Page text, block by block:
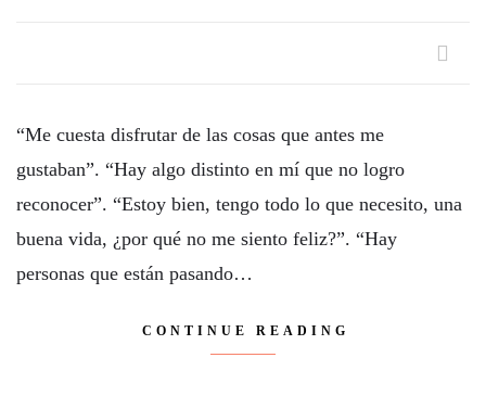
“Me cuesta disfrutar de las cosas que antes me
gustaban”. “Hay algo distinto en mí que no logro
reconocer”. “Estoy bien, tengo todo lo que necesito, una
buena vida, ¿por qué no me siento feliz?”. “Hay
personas que están pasando…
CONTINUE READING